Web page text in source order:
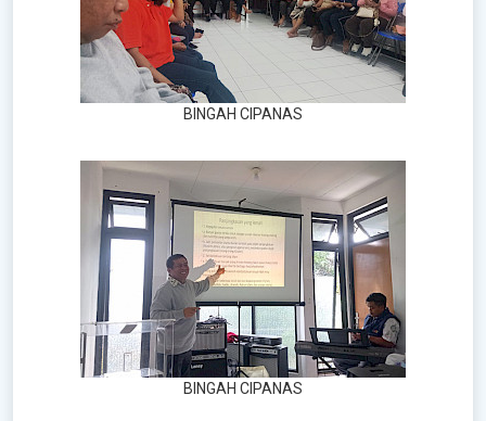
BINGAH CIPANAS
BINGAH CIPANAS